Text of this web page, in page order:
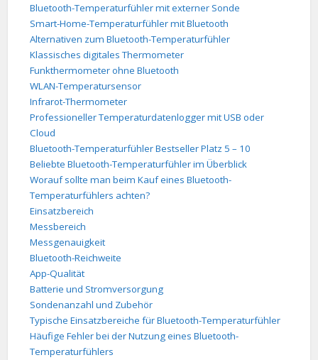
Bluetooth-Temperaturfühler mit externer Sonde
Smart-Home-Temperaturfühler mit Bluetooth
Alternativen zum Bluetooth-Temperaturfühler
Klassisches digitales Thermometer
Funkthermometer ohne Bluetooth
WLAN-Temperatursensor
Infrarot-Thermometer
Professioneller Temperaturdatenlogger mit USB oder
Cloud
Bluetooth-Temperaturfühler Bestseller Platz 5 – 10
Beliebte Bluetooth-Temperaturfühler im Überblick
Worauf sollte man beim Kauf eines Bluetooth-
Temperaturfühlers achten?
Einsatzbereich
Messbereich
Messgenauigkeit
Bluetooth-Reichweite
App-Qualität
Batterie und Stromversorgung
Sondenanzahl und Zubehör
Typische Einsatzbereiche für Bluetooth-Temperaturfühler
Häufige Fehler bei der Nutzung eines Bluetooth-
Temperaturfühlers